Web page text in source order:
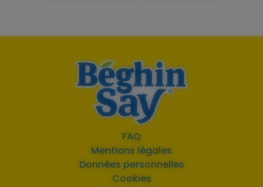
FAQ
Mentions légales
Données personnelles
Cookies